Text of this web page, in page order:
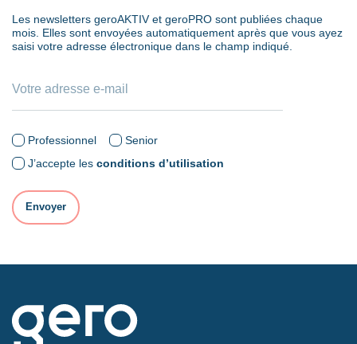
Les newsletters geroAKTIV et geroPRO sont publiées chaque
mois. Elles sont envoyées automatiquement après que vous ayez
saisi votre adresse électronique dans le champ indiqué.
Professionnel
Senior
J’accepte les conditions d’utilisation